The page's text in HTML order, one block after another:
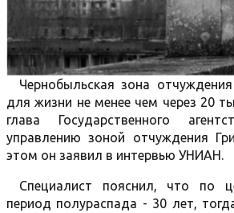
Чернобыльская зона
для жизни не менее чем через 20
глава Государственного
управлению зоной отчуждения
этом он заявил в интервью УНИАН.
Специалист пояснил, что по
период полураспада - 30 лет,